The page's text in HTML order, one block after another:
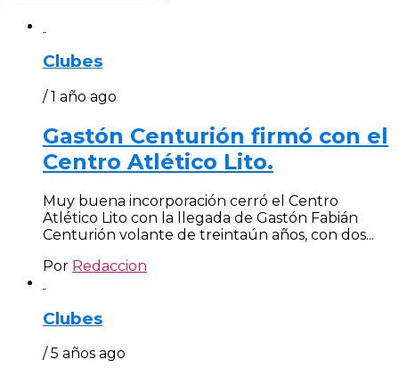
Clubes
/ 1 año ago
Gastón Centurión firmó con el
Centro Atlético Lito.
Muy buena incorporación cerró el Centro
Atlético Lito con la llegada de Gastón Fabián
Centurión volante de treintaún años, con dos...
Por Redaccion
Clubes
/ 5 años ago